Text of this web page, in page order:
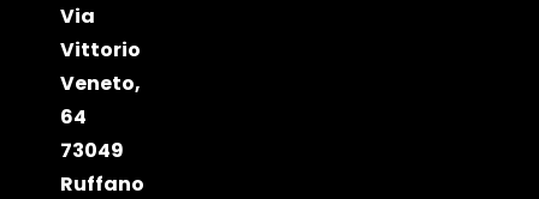
Via
Vittorio
Veneto,
64
73049
Ruffano